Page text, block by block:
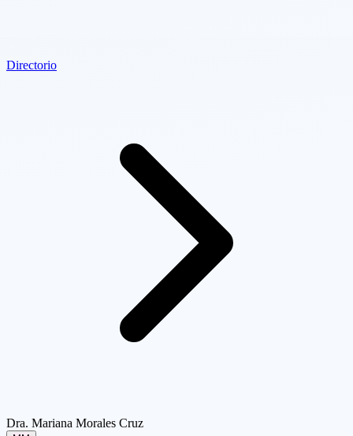
Directorio
Dra. Mariana Morales Cruz